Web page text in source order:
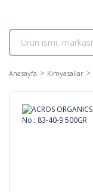
Anasayfa Kimyasallar